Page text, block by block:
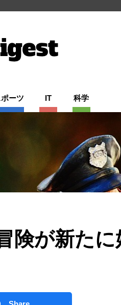
ポーツ IT 科学
険が新たに